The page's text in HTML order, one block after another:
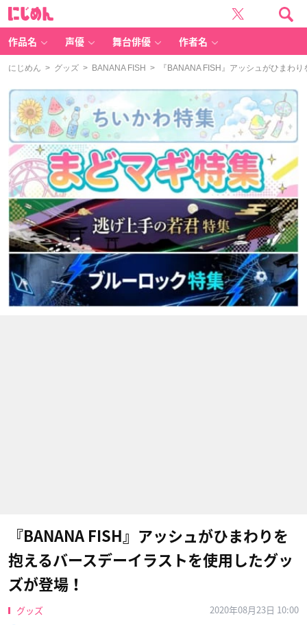
作品名 声優 舞台俳優 作者名
にじめん > グッズ > BANANA FISH > 『BANANA FISH』アッシュがひまわ
『BANANA FISH』アッシュがひまわりを
抱えるバースデーイラストを使用したグッ
ズが登場！
グッズ
2020年08月23日 10:00